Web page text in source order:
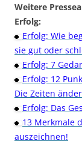
Weitere
Erfolg:
Erfolg: Wie
sie gut oder
Erfolg: 7
Erfolg: 12
Die Zeiten
Erfolg: Das
13 Merkmale
auszeichnen!